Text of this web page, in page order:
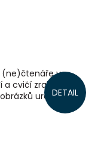
DETAIL
(ne)čtenáře ve
cvičí zrak.
určených k